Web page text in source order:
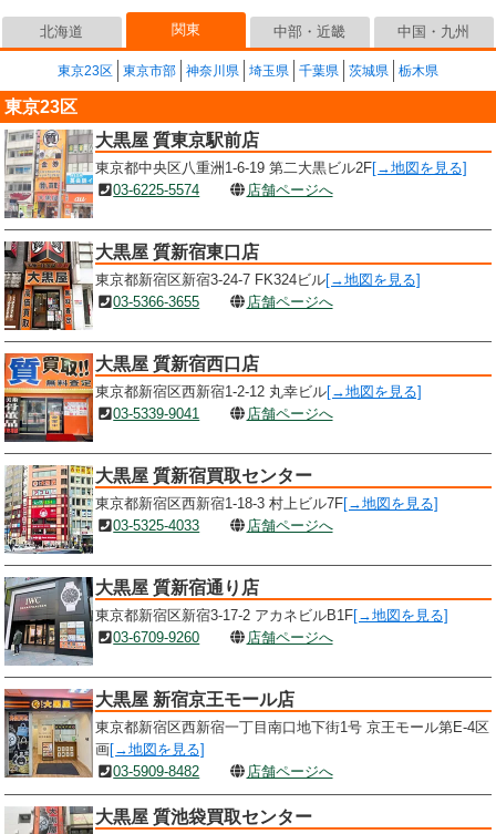
北海道 関東 中部・近畿 中国・九州
東京23区 東京市部 神奈川県 埼玉県 千葉県 茨城県 栃木県
東京23区
大黒屋 質東京駅前店
東京都中央区八重洲1-6-19 第二大黒ビル2F[→地図を見る]
03-6225-5574
店舗ページへ
大黒屋 質新宿東口店
東京都新宿区新宿3-24-7 FK324ビル[→地図を見る]
03-5366-3655
店舗ページへ
大黒屋 質新宿西口店
東京都新宿区西新宿1-2-12 丸幸ビル[→地図を見る]
03-5339-9041
店舗ページへ
大黒屋 質新宿買取センター
東京都新宿区西新宿1-18-3 村上ビル7F[→地図を見る]
03-5325-4033
店舗ページへ
大黒屋 質新宿通り店
東京都新宿区新宿3-17-2 アカネビルB1F[→地図を見る]
03-6709-9260
店舗ページへ
大黒屋 新宿京王モール店
東京都新宿区西新宿一丁目南口地下街1号 京王モール第E-4区
画[→地図を見る]
03-5909-8482
店舗ページへ
大黒屋 質池袋買取センター